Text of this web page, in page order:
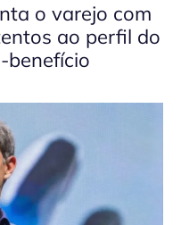
o varejo com
ao perfil do
benefício